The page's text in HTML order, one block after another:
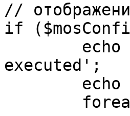
//
if
executed';